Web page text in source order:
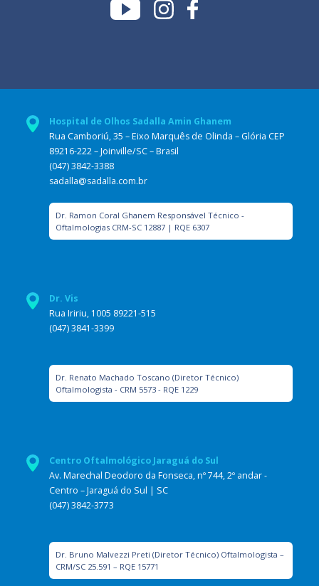
Hospital de Olhos Sadalla Amin Ghanem
Rua Camboriú, 35 – Eixo Marquês de Olinda – Glória CEP
89216-222 – Joinville/SC – Brasil
(047) 3842-3388
sadalla@sadalla.com.br
Dr. Ramon Coral Ghanem Responsável Técnico -
Oftalmologias CRM-SC 12887 | RQE 6307
Dr. Vis
Rua Iririu, 1005 89221-515
(047) 3841-3399
Dr. Renato Machado Toscano (Diretor Técnico)
Oftalmologista - CRM 5573 - RQE 1229
Centro Oftalmológico Jaraguá do Sul
Av. Marechal Deodoro da Fonseca, nº 744, 2º andar -
Centro – Jaraguá do Sul | SC
(047) 3842-3773
Dr. Bruno Malvezzi Preti (Diretor Técnico) Oftalmologista –
CRM/SC 25.591 – RQE 15771